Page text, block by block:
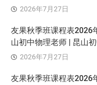
2026年7月27日
友果秋季班课程表2026
山初中物理老师 | 昆山
2026年7月27日
友果秋季班课程表2026